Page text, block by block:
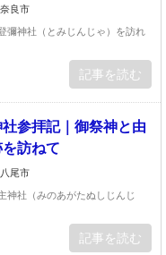
良市
彌神社（とみじんじゃ）を訪れ
記事を読む
社参拝記｜御祭神と由
訪ねて
尾市
神社（みのあがたぬしじんじ
記事を読む